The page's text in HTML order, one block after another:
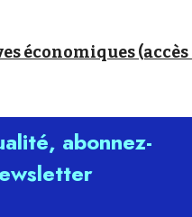
économiques
abonnez-